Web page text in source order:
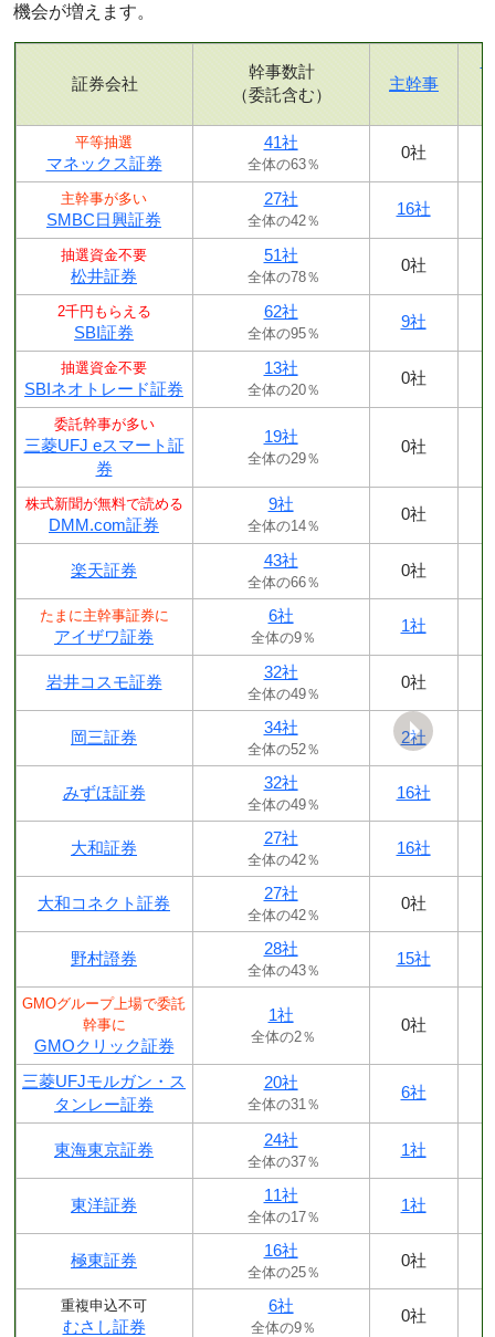
機会が増えます。
証券会社
幹事数計
（委託含む）
主幹事
平等抽選
マネックス証券
41社
全体の63％
0社
主幹事が多い
SMBC日興証券
27社
全体の42％
16社
抽選資金不要
松井証券
51社
全体の78％
0社
2千円もらえる
SBI証券
62社
全体の95％
9社
抽選資金不要
SBIネオトレード証券
13社
全体の20％
0社
委託幹事が多い
三菱UFJ eスマート証
券
19社
全体の29％
0社
株式新聞が無料で読める
DMM.com証券
9社
全体の14％
0社
楽天証券
43社
全体の66％
0社
たまに主幹事証券に
アイザワ証券
6社
全体の9％
1社
岩井コスモ証券
32社
全体の49％
0社
岡三証券
34社
全体の52％
2社
みずほ証券
32社
全体の49％
16社
大和証券
27社
全体の42％
16社
大和コネクト証券
27社
全体の42％
0社
野村證券
28社
全体の43％
15社
GMOグループ上場で委託
幹事に
GMOクリック証券
1社
全体の2％
0社
三菱UFJモルガン・ス
タンレー証券
20社
全体の31％
6社
東海東京証券
24社
全体の37％
1社
東洋証券
11社
全体の17％
1社
極東証券
16社
全体の25％
0社
重複申込不可
むさし証券
6社
全体の9％
0社